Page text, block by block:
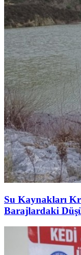
Su Kaynakları
Barajlardaki